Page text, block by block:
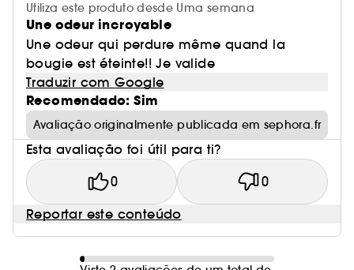
Utiliza este produto desde Uma semana
Une odeur incroyable
Une odeur qui perdure même quand la
bougie est éteinte!! Je valide
Traduzir com Google
Recomendado: Sim
Avaliação originalmente publicada em sephora.fr
Esta avaliação foi útil para ti?
0 0
Reportar este conteúdo